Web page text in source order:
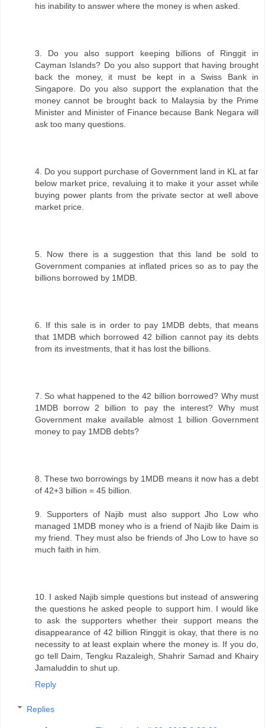
his inability to answer where the money is when asked.
3. Do you also support keeping billions of Ringgit in
Cayman Islands? Do you also support that having brought
back the money, it must be kept in a Swiss Bank in
Singapore. Do you also support the explanation that the
money cannot be brought back to Malaysia by the Prime
Minister and Minister of Finance because Bank Negara will
ask too many questions.
4. Do you support purchase of Government land in KL at far
below market price, revaluing it to make it your asset while
buying power plants from the private sector at well above
market price.
5. Now there is a suggestion that this land be sold to
Government companies at inflated prices so as to pay the
billions borrowed by 1MDB.
6. If this sale is in order to pay 1MDB debts, that means
that 1MDB which borrowed 42 billion cannot pay its debts
from its investments, that it has lost the billions.
7. So what happened to the 42 billion borrowed? Why must
1MDB borrow 2 billion to pay the interest? Why must
Government make available almost 1 billion Government
money to pay 1MDB debts?
8. These two borrowings by 1MDB means it now has a debt
of 42+3 billion = 45 billion.
9. Supporters of Najib must also support Jho Low who
managed 1MDB money who is a friend of Najib like Daim is
my friend. They must also be friends of Jho Low to have so
much faith in him.
10. I asked Najib simple questions but instead of answering
the questions he asked people to support him. I would like
to ask the supporters whether their support means the
disappearance of 42 billion Ringgit is okay, that there is no
necessity to at least explain where the money is. If you do,
go tell Daim, Tengku Razaleigh, Shahrir Samad and Khairy
Jamaluddin to shut up.
Reply
Replies